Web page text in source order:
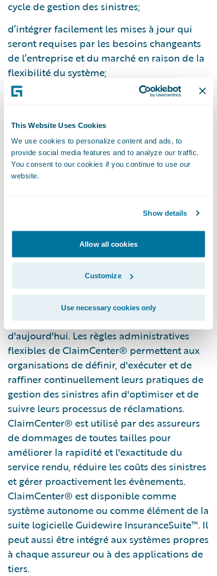
This Website Uses Cookies
We use cookies to personalize content and ads, to
provide social media features and to analyze our traffic.
You consent to our cookies if you continue to use our
website.
Show details
Allow all cookies
Customize
Use necessary cookies only
cycle de gestion des sinistres;
d’intégrer facilement les mises à jour qui
seront requises par les besoins changeants
de l’entreprise et du marché en raison de la
flexibilité du système;
de réduire les coûts de maintenance reliés
« Nous sommes honorés d’avoir été choisis
comme fournisseur pour transformer le
système d’indemnisation d’Intact, a affirmé
Marcus Ryu, chef de la direction de
clients et accueillons avec enthousiasme
l’occasion de travailler avec elle pour mieux
gérer l’expansion de ses activités. »
Guidewire ClaimCenter® est un système
complet de gestion des sinistres, conçu de
toutes pièces pour répondre aux besoins
précis des assureurs de dommages
d'aujourd'hui. Les règles administratives
flexibles de ClaimCenter® permettent aux
organisations de définir, d'exécuter et de
raffiner continuellement leurs pratiques de
gestion des sinistres afin d'optimiser et de
suivre leurs processus de réclamations.
ClaimCenter® est utilisé par des assureurs
de dommages de toutes tailles pour
améliorer la rapidité et l'exactitude du
service rendu, réduire les coûts des sinistres
et gérer proactivement les évènements.
ClaimCenter® est disponible comme
système autonome ou comme élément de la
suite logicielle Guidewire InsuranceSuite™. Il
peut aussi être intégré aux systèmes propres
à chaque assureur ou à des applications de
tiers.